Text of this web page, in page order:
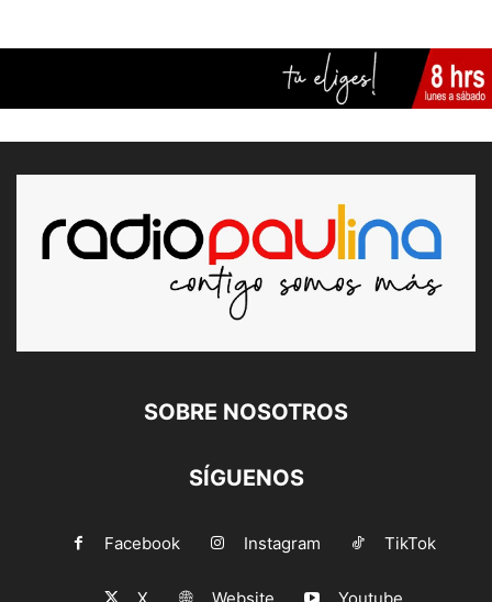
SOBRE NOSOTROS
SÍGUENOS
Facebook Instagram TikTok